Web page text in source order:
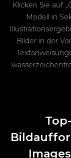
Klicken Sie auf
Modell in
Bilder in der